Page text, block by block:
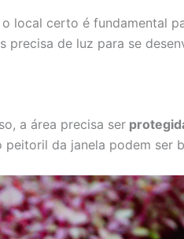
o local certo é fundamental
precisa de luz para se
a área precisa ser
peitoril da janela podem ser